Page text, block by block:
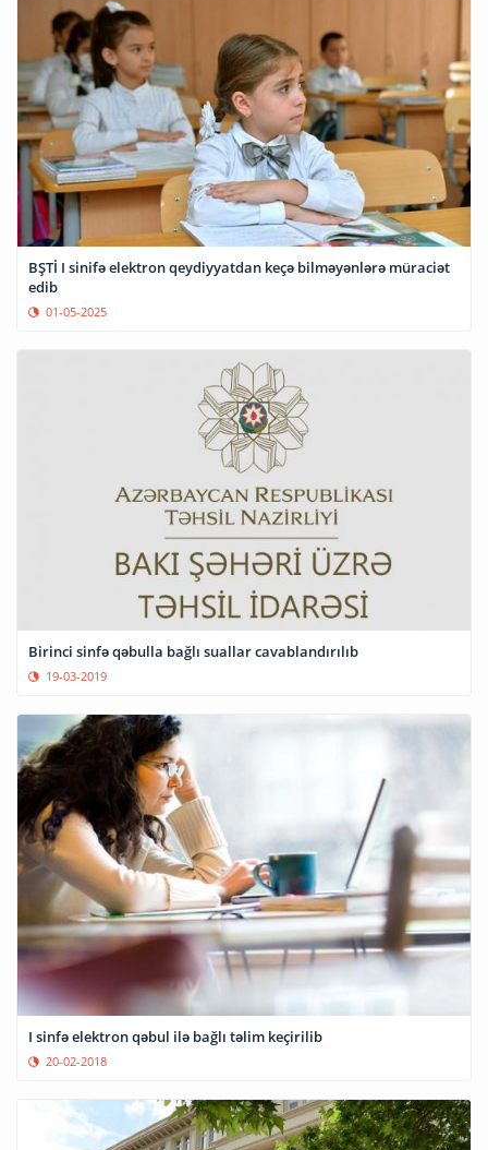
BŞTİ I sinifə elektron qeydiyyatdan keçə bilməyənlərə müraciət
edib
01-05-2025
Birinci sinfə qəbulla bağlı suallar cavablandırılıb
19-03-2019
I sinfə elektron qəbul ilə bağlı təlim keçirilib
20-02-2018